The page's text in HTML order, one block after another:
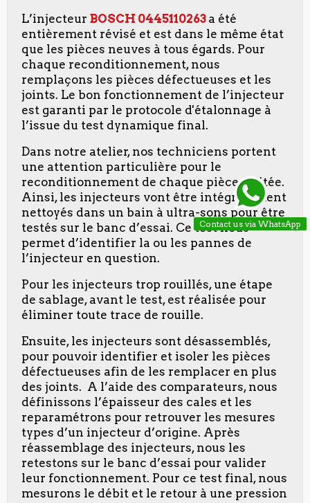
L’injecteur BOSCH 0445110263 a été
entièrement révisé et est dans le même état
que les pièces neuves à tous égards. Pour
chaque reconditionnement, nous
remplaçons les pièces défectueuses et les
joints. Le bon fonctionnement de l’injecteur
est garanti par le protocole d'étalonnage à
l’issue du test dynamique final.
Dans notre atelier, nos techniciens portent
une attention particulière pour le
reconditionnement de chaque pièce traitée.
Ainsi, les injecteurs vont être intégralement
nettoyés dans un bain à ultra-sons pour être
testés sur le banc d’essai. Ce test nous
permet d’identifier la ou les pannes de
l’injecteur en question.
Pour les injecteurs trop rouillés, une étape
de sablage, avant le test, est réalisée pour
éliminer toute trace de rouille.
Ensuite, les injecteurs sont désassemblés,
pour pouvoir identifier et isoler les pièces
défectueuses afin de les remplacer en plus
des joints. A l’aide des comparateurs, nous
définissons l’épaisseur des cales et les
reparamétrons pour retrouver les mesures
types d’un injecteur d’origine. Après
réassemblage des injecteurs, nous les
retestons sur le banc d’essai pour valider
leur fonctionnement. Pour ce test final, nous
mesurons le débit et le retour à une pression
Contact us via WhatsApp